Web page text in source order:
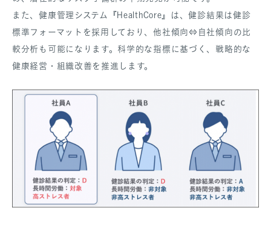
また、健康管理システム『HealthCore』は、健診結果は健診
標準フォーマットを採用しており、他社傾向⇔自社傾向の比
較分析も可能になります。科学的な指標に基づく、戦略的な
健康経営・組織改善を推進します。